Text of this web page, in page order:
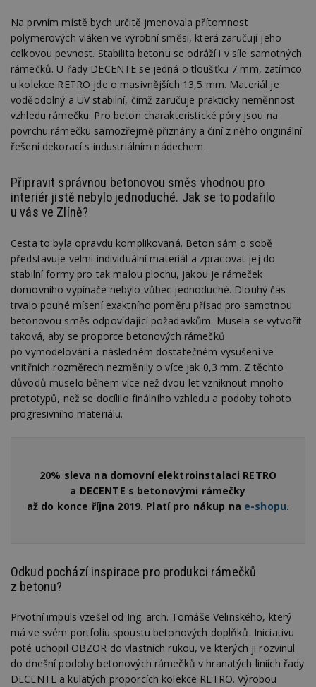
Na prvním místě bych určitě jmenovala přítomnost
polymerových vláken ve výrobní směsi, která zaručují jeho
celkovou pevnost. Stabilita betonu se odráží i v síle samotných
rámečků. U řady DECENTE se jedná o tloušťku 7 mm, zatímco
u kolekce RETRO jde o masivnějších 13,5 mm. Materiál je
voděodolný a UV stabilní, čímž zaručuje prakticky neměnnost
vzhledu rámečku. Pro beton charakteristické póry jsou na
povrchu rámečku samozřejmě přiznány a činí z něho originální
řešení dekorací s industriálním nádechem.
Připravit správnou betonovou směs vhodnou pro
interiér jistě nebylo jednoduché. Jak se to podařilo
u vás ve Zlíně?
Cesta to byla opravdu komplikovaná. Beton sám o sobě
představuje velmi individuální materiál a zpracovat jej do
stabilní formy pro tak malou plochu, jakou je rámeček
domovního vypínače nebylo vůbec jednoduché. Dlouhý čas
trvalo pouhé mísení exaktního poměru přísad pro samotnou
betonovou směs odpovídající požadavkům. Musela se vytvořit
taková, aby se proporce betonových rámečků
po vymodelování a následném dostatečném vysušení ve
vnitřních rozměrech nezměnily o více jak 0,3 mm. Z těchto
důvodů muselo během více než dvou let vzniknout mnoho
prototypů, než se docílilo finálního vzhledu a podoby tohoto
progresivního materiálu.
20% sleva na domovní elektroinstalaci RETRO
a DECENTE s betonovými rámečky
až do konce října 2019. Platí pro nákup na e-shopu.
Odkud pochází inspirace pro produkci rámečků
z betonu?
Prvotní impuls vzešel od Ing. arch. Tomáše Velinského, který
má ve svém portfoliu spoustu betonových doplňků. Iniciativu
poté uchopil OBZOR do vlastních rukou, ve kterých ji rozvinul
do dnešní podoby betonových rámečků v hranatých liniích řady
DECENTE a kulatých proporcích kolekce RETRO. Výrobou